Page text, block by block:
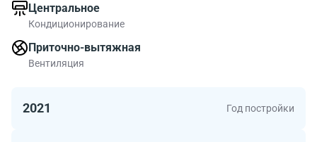
Центральное
Кондиционирование
Приточно-вытяжная
Вентиляция
2021 Год постройки